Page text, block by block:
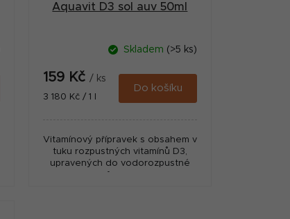
Aquavit D3 sol auv 50ml
Skladem (>5 ks)
159 Kč / ks
Měrná
3 180 Kč / 1 l
Do košíku
Vitamínový přípravek s obsahem v
tuku rozpustných vitamínů D3,
upravených do vodorozpustné
formy.